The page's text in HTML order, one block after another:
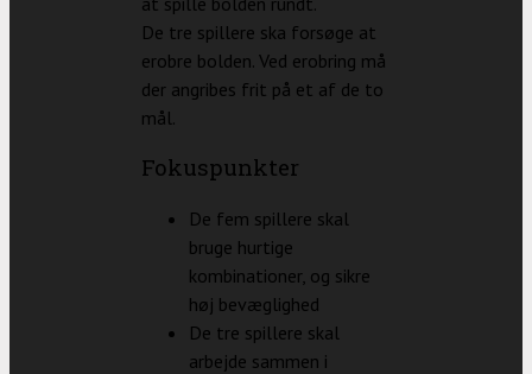
De tre spillere ska forsøge at
erobre bolden. Ved erobring må
der angribes frit på et af de to
mål.
Fokuspunkter
De fem spillere skal
bruge hurtige
kombinationer, og sikre
høj bevæglighed
De tre spillere skal
arbejde sammen i